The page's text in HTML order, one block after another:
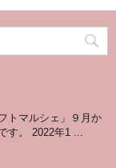
トマルシェ」９月か
す。 2022年1 ...